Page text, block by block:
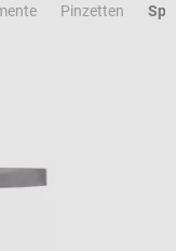
Pinzetten